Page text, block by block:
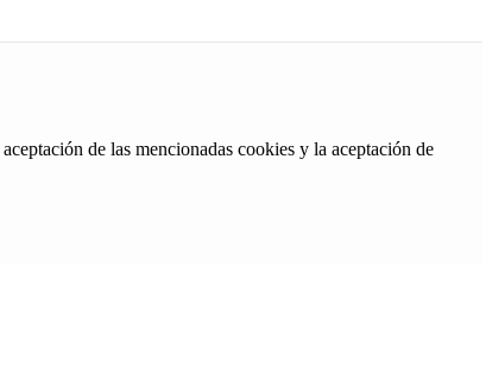
de las mencionadas cookies y la aceptación de